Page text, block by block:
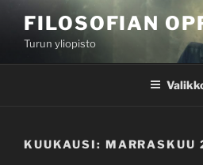
sisältöönFILOSOFIAN
Turun yliopisto
KUUKAUSI: MARRASKUU